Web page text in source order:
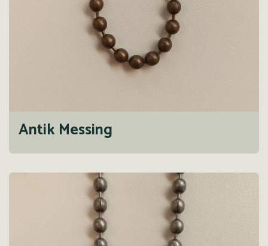
Antik Messing